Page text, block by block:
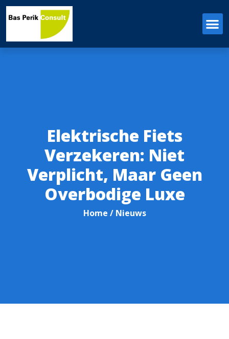
Elektrische Fiets
Verzekeren: Niet
Verplicht, Maar Geen
Overbodige Luxe
Home / Nieuws